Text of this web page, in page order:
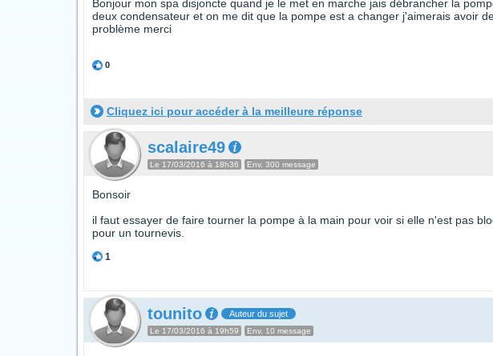
Bonjour mon spa disjoncte quand je le met en marche jais débrancher la
deux condensateur et on me dit que la pompe est a changer j'aimerais avoir
problème merci
0
Cliquez ici pour accéder à la meilleure réponse
scalaire49
Le 17/03/2016 à 18h36 Env. 300 message
Bonsoir
il faut essayer de faire tourner la pompe à la main pour voir si elle n'est pas
pour un tournevis.
1
tounito Auteur du sujet
Le 17/03/2016 à 19h59 Env. 10 message